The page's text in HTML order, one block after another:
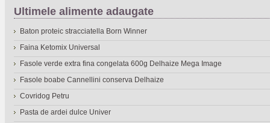
Ultimele alimente adaugate
Baton proteic stracciatella Born Winner
Faina Ketomix Universal
Fasole verde extra fina congelata 600g Delhaize Mega Image
Fasole boabe Cannellini conserva Delhaize
Covridog Petru
Pasta de ardei dulce Univer